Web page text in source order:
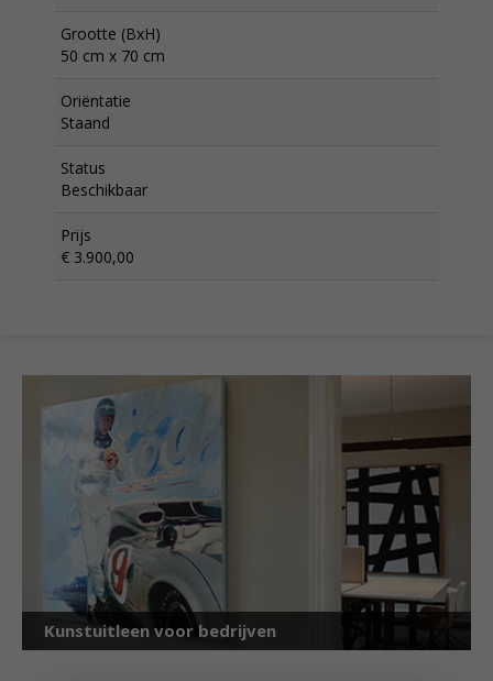
Grootte (BxH)
50 cm x 70 cm
Oriëntatie
Staand
Status
Beschikbaar
Prijs
€ 3.900,00
Kunstuitleen voor bedrijven